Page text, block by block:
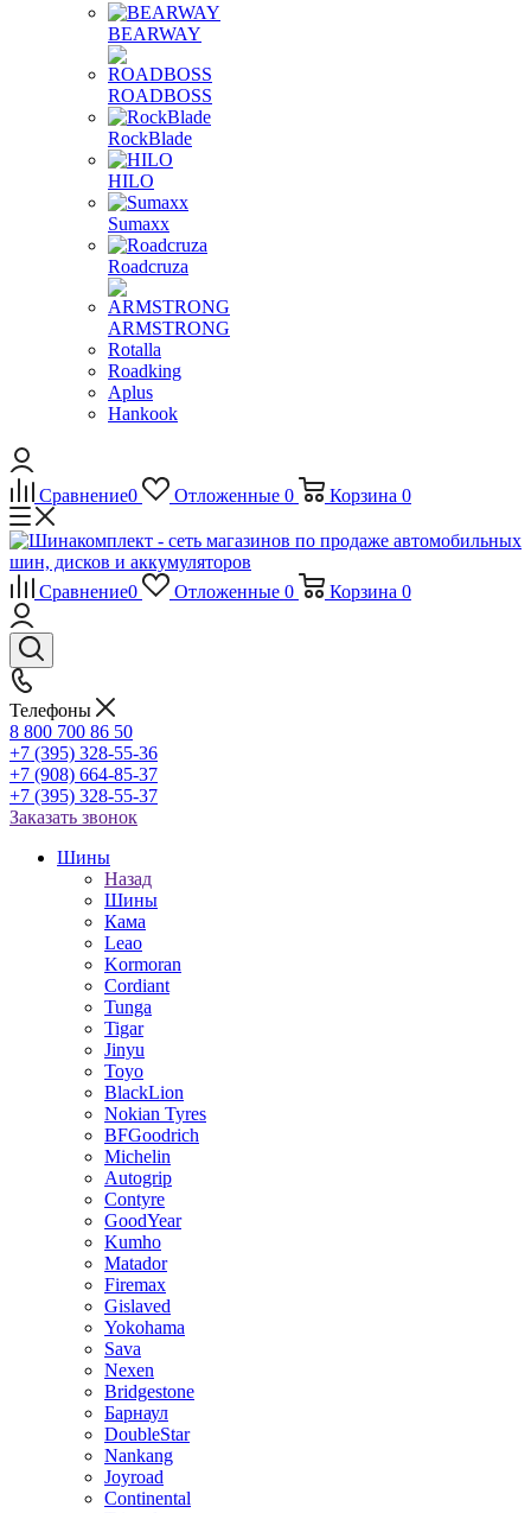
BEARWAY
ROADBOSS
RockBlade
HILO
Sumaxx
Roadcruza
ARMSTRONG
Rotalla
Roadking
Aplus
Hankook
Сравнение0 Отложенные 0 Корзина 0
Сравнение0 Отложенные 0 Корзина 0
Телефоны
8 800 700 86 50
+7 (395) 328-55-36
+7 (908) 664-85-37
+7 (395) 328-55-37
Заказать звонок
Шины
Назад
Шины
Кама
Leao
Kormoran
Cordiant
Tunga
Tigar
Jinyu
Toyo
BlackLion
Nokian Tyres
BFGoodrich
Michelin
Autogrip
Contyre
GoodYear
Kumho
Matador
Firemax
Gislaved
Yokohama
Sava
Nexen
Bridgestone
Барнаул
DoubleStar
Nankang
Joyroad
Continental